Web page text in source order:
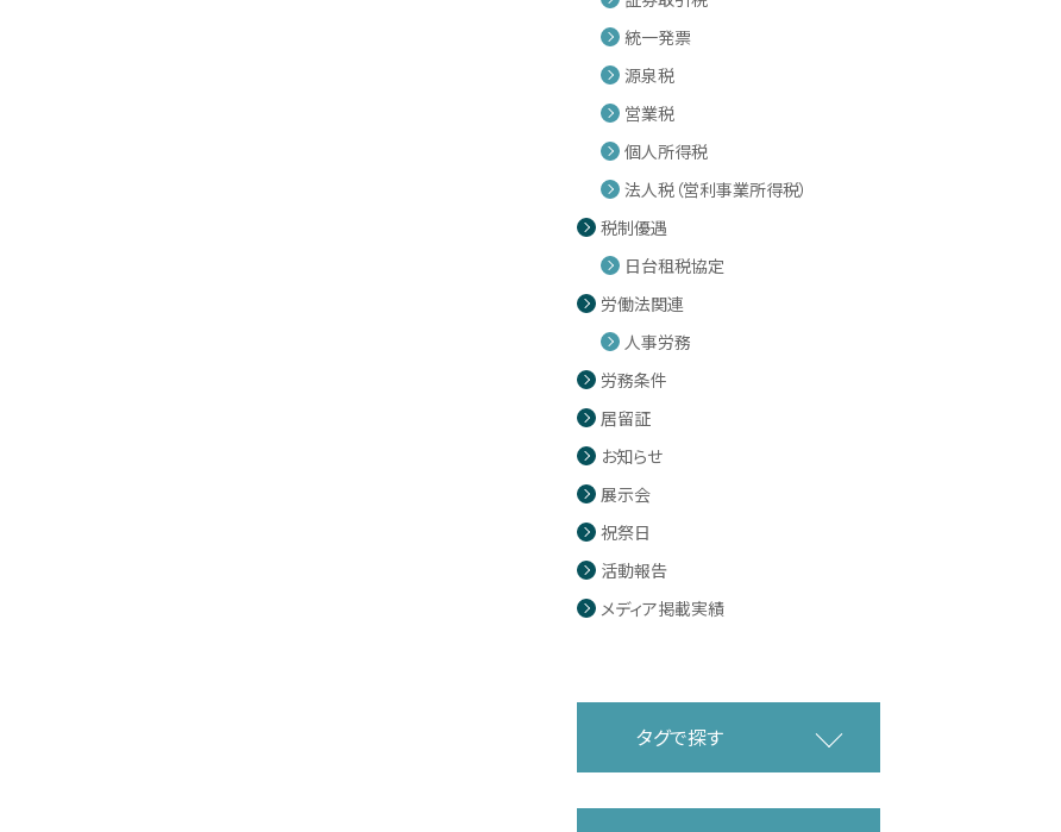
統一発票
源泉税
営業税
個人所得税
法人税（営利事業所得税）
税制優遇
日台租税協定
労働法関連
人事労務
労務条件
居留証
お知らせ
展示会
祝祭日
活動報告
メディア掲載実績
タグで探す